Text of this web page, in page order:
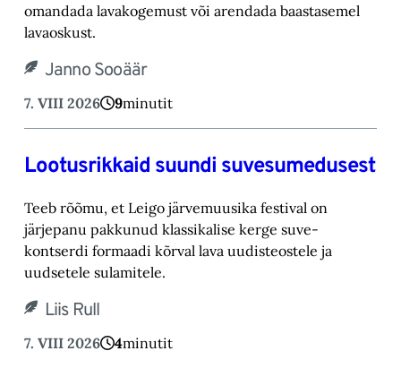
omandada lavakogemust või arendada baastasemel
lavaoskust.‎
Janno Sooäär
7. VIII 2026 9minutit
Lootusrikkaid suundi suvesumedusest
Teeb rõõmu, et Leigo järvemuusika festival on
järjepanu pakkunud klassikalise kerge suve-‎
kontserdi formaadi kõrval lava uudisteostele ja
uudsetele sulamitele.‎
Liis Rull
7. VIII 2026 4minutit